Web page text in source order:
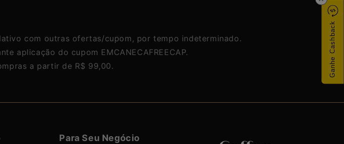
com outras ofertas/cupom, por tempo indeterminado.
aplicação do cupom EMCANECAFREECAP.
a partir de R$ 99,00.
Para Seu Negócio
Ganhe Cashback